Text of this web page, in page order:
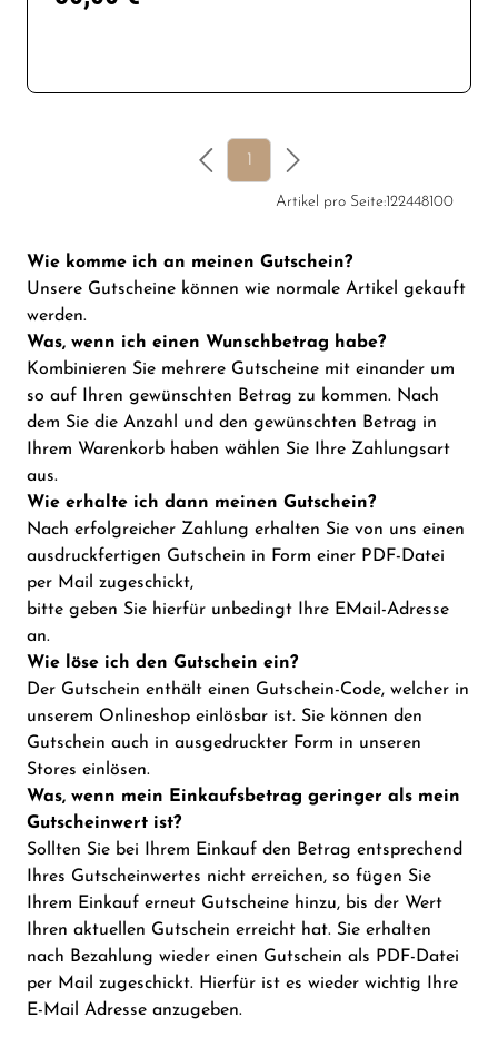
1
Artikel pro Seite:122448100
Wie komme ich an meinen Gutschein?
Unsere Gutscheine können wie normale Artikel gekauft
werden.
Was, wenn ich einen Wunschbetrag habe?
Kombinieren Sie mehrere Gutscheine mit einander um
so auf Ihren gewünschten Betrag zu kommen. Nach
dem Sie die Anzahl und den gewünschten Betrag in
Ihrem Warenkorb haben wählen Sie Ihre Zahlungsart
aus.
Wie erhalte ich dann meinen Gutschein?
Nach erfolgreicher Zahlung erhalten Sie von uns einen
ausdruckfertigen Gutschein in Form einer PDF-Datei
per Mail zugeschickt,
bitte geben Sie hierfür unbedingt Ihre EMail-Adresse
an.
Wie löse ich den Gutschein ein?
Der Gutschein enthält einen Gutschein-Code, welcher in
unserem Onlineshop einlösbar ist. Sie können den
Gutschein auch in ausgedruckter Form in unseren
Stores einlösen.
Was, wenn mein Einkaufsbetrag geringer als mein
Gutscheinwert ist?
Sollten Sie bei Ihrem Einkauf den Betrag entsprechend
Ihres Gutscheinwertes nicht erreichen, so fügen Sie
Ihrem Einkauf erneut Gutscheine hinzu, bis der Wert
Ihren aktuellen Gutschein erreicht hat. Sie erhalten
nach Bezahlung wieder einen Gutschein als PDF-Datei
per Mail zugeschickt. Hierfür ist es wieder wichtig Ihre
E-Mail Adresse anzugeben.